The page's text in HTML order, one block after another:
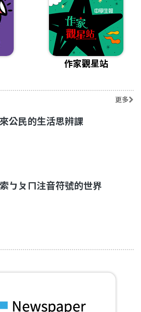
作家觀星站
更多
公民的生活思辨課
ㄅㄆㄇ注音符號的世界